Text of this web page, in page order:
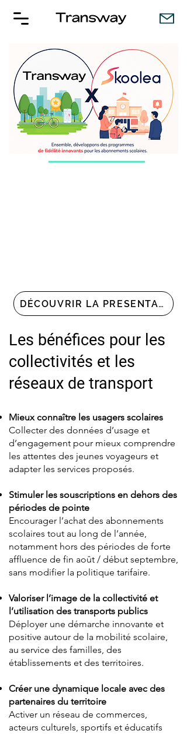
DÉCOUVRIR LA PRESENTATION SKOOLEA
Les bénéfices pour les
collectivités et les
réseaux de transport
Mieux connaître les usagers scolaires
Collecter des données d’usage et
d’engagement pour mieux comprendre
les attentes des jeunes voyageurs et
adapter les services proposés.
Stimuler les souscriptions en dehors des
périodes de pointe
Encourager l’achat des abonnements
scolaires tout au long de l’année,
notamment hors des périodes de forte
affluence de fin août / début septembre,
sans modifier la politique tarifaire.
Valoriser l’image de la collectivité et
l’utilisation des transports publics
Déployer une démarche innovante et
positive autour de la mobilité scolaire,
au service des familles, des
établissements et des territoires.
Créer une dynamique locale avec des
partenaires du territoire
Activer un réseau de commerces,
acteurs culturels, sportifs et éducatifs